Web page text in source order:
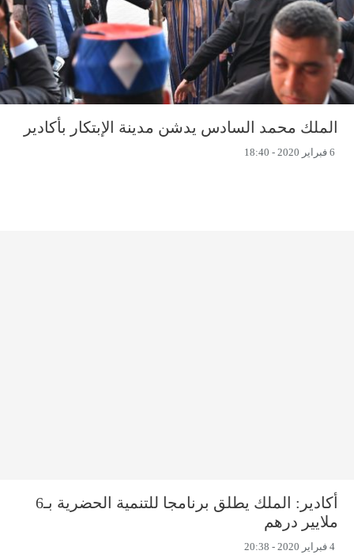
الملك محمد السادس يدشن مدينة الإبتكار بأكادير
6 فبراير 2020 - 18:40
أكادير: الملك يطلق برنامجا للتنمية الحضرية بـ6
ملايير درهم
4 فبراير 2020 - 20:38